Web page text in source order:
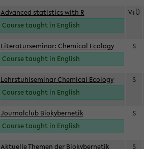
Advanced statistics with R
Course taught in English
V+Ü
Literaturseminar: Chemical Ecology
Course taught in English
S
Lehrstuhlseminar Chemical Ecology
Course taught in English
S
Journalclub Biokybernetik
Course taught in English
S
Aktuelle Themen der Biokybernetik
S